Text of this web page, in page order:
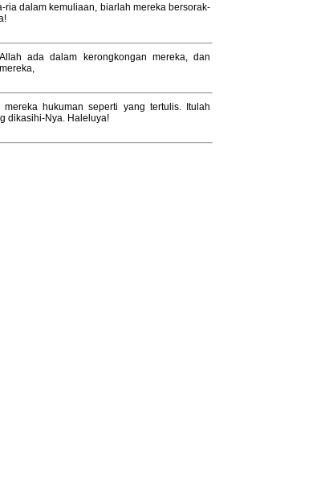
ria dalam kemuliaan, biarlah mereka bersorak-
ada dalam kerongkongan mereka, dan
hukuman seperti yang tertulis. Itulah
dikasihi-Nya. Haleluya!